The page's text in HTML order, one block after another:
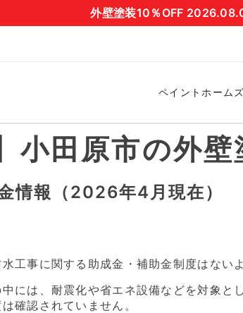
外壁塗装10％OFF
ペイントホームズ
小田原市の外
情報（2026年4月現在）
工事に関する助成金・補助金制度はない
には、耐震化や省エネ設備などを対象と
確認されていません。